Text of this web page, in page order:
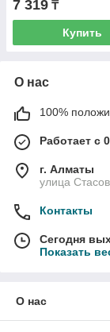
7 319 ₸
Купить
О нас
100%
Работает с
г. Алматы
улица
Контакты
Сегодня
Показать
О нас